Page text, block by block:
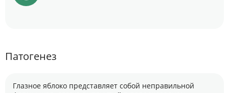
Патогенез
Глазное яблоко представляет собой неправильной